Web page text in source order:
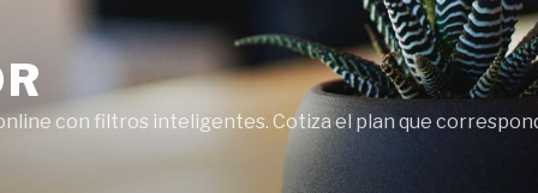
con filtros inteligentes. Cotiza el plan que